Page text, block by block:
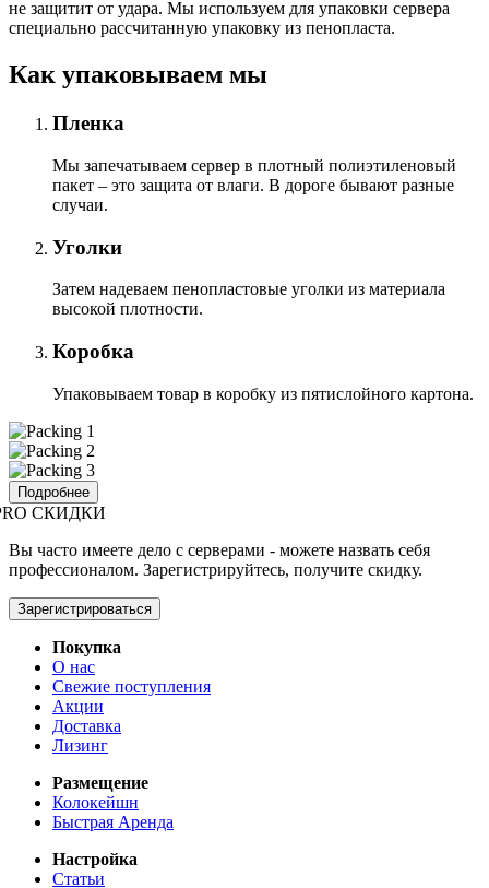
не защитит от удара. Мы используем для упаковки сервера
специально расcчитанную упаковку из пенопласта.
Как упаковываем мы
Пленка
Мы запечатываем сервер в плотный полиэтиленовый
пакет – это защита от влаги. В дороге бывают разные
случаи.
Уголки
Затем надеваем пенопластовые уголки из материала
высокой плотности.
Коробка
Упаковываем товар в коробку из пятислойного картона.
Подробнее
СКИДКИ
Вы часто имеете дело с серверами - можете назвать себя
профессионалом. Зарегистрируйтесь, получите скидку.
Зарегистрироваться
Покупка
О нас
Свежие поступления
Акции
Доставка
Лизинг
Размещение
Колокейшн
Быстрая Аренда
Настройка
Статьи